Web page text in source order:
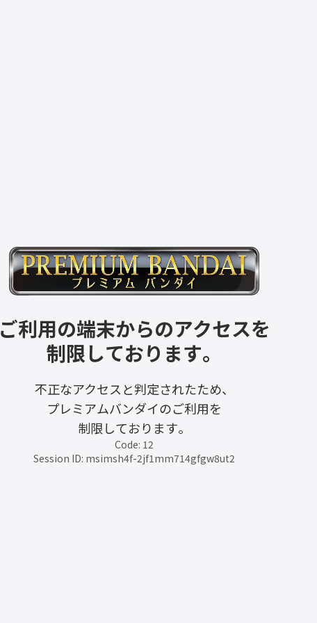
ご利用の端末からのアクセスを
制限しております。
不正なアクセスと判定されたため、
プレミアムバンダイのご利用を
制限しております。
Code: 12
Session ID: msimsh4f-2jf1mm714gfgw8ut2